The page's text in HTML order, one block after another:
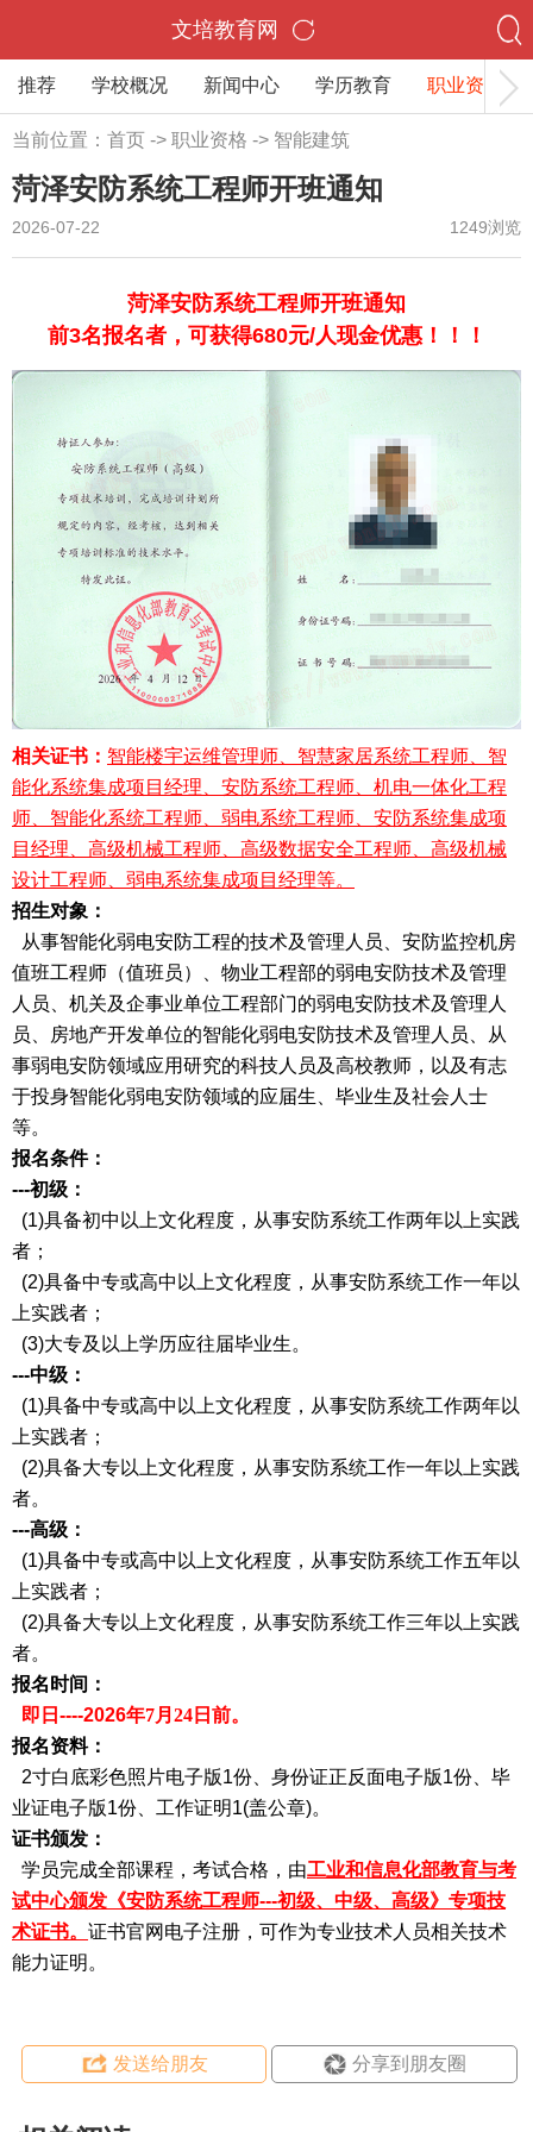
文培教育网
推荐 学校概况 新闻中心 学历教育 职业资格
当前位置： 首页 -> 职业资格 -> 智能建筑
菏泽安防系统工程师开班通知
2026-07-22 1249浏览
菏泽安防系统工程师开班通知
前3名报名者，可获得680元/人现金优惠！！！
相关证书： 智能楼宇运维管理师、智慧家居系统工程师、智
能化系统集成项目经理、安防系统工程师、机电一体化工程
师、智能化系统工程师、弱电系统工程师、安防系统集成项
目经理、高级机械工程师、高级数据安全工程师、高级机械
设计工程师、弱电系统集成项目经理等。
招生对象：
从事智能化弱电安防工程的技术及管理人员、安防监控机房
值班工程师（值班员）、物业工程部的弱电安防技术及管理
人员、机关及企事业单位工程部门的弱电安防技术及管理人
员、房地产开发单位的智能化弱电安防技术及管理人员、从
事弱电安防领域应用研究的科技人员及高校教师，以及有志
于投身智能化弱电安防领域的应届生、毕业生及社会人士
等。
报名条件：
---初级：
(1)具备初中以上文化程度，从事安防系统工作两年以上实践
者；
(2)具备中专或高中以上文化程度，从事安防系统工作一年以
上实践者；
(3)大专及以上学历应往届毕业生。
---中级：
(1)具备中专或高中以上文化程度，从事安防系统工作两年以
上实践者；
(2)具备大专以上文化程度，从事安防系统工作一年以上实践
者。
---高级：
(1)具备中专或高中以上文化程度，从事安防系统工作五年以
上实践者；
(2)具备大专以上文化程度，从事安防系统工作三年以上实践
者。
报名时间：
即日----2026年7月24日 前。
报名资料：
2寸白底彩色照片电子版1份、身份证正反面电子版1份、毕
业证电子版1份、工作证明1(盖公章)。
证书颁发：
学员完成全部课程，考试合格，由工业和信息化部教育与考
试中心颁发《安防系统工程师---初级、中级、高级》专项技
术证书。 证书官网电子注册，可作为专业技术人员相关技术
能力证明。
发送给朋友 分享到朋友圈